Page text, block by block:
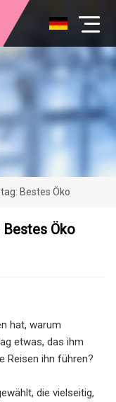
Bestes Öko
Öko
hat, warum
etwas, das ihm
Reisen ihn führen?
die vielseitig,